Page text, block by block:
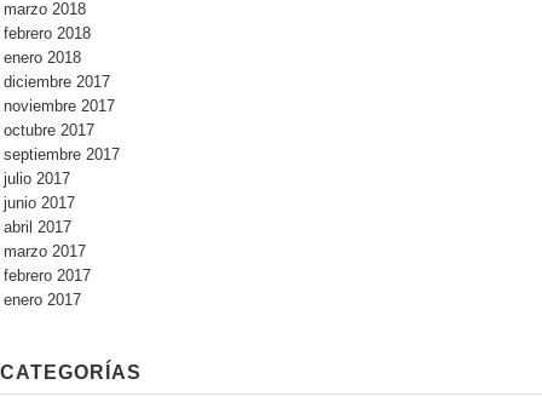
marzo 2018
febrero 2018
enero 2018
diciembre 2017
noviembre 2017
octubre 2017
septiembre 2017
julio 2017
junio 2017
abril 2017
marzo 2017
febrero 2017
enero 2017
CATEGORÍAS